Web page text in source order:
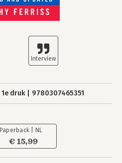
1e druk 9780307465351
Paperback | NL
€ 15,99